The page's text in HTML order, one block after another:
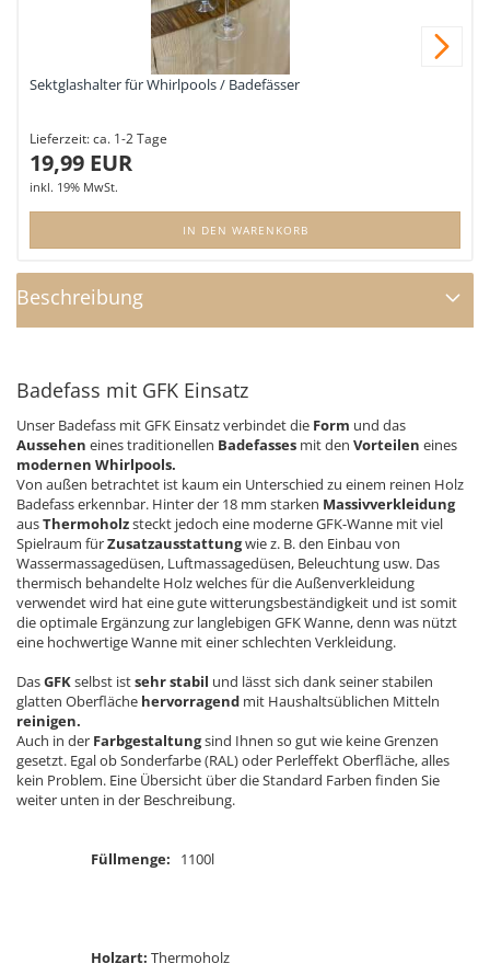
Sektglashalter für Whirlpools / Badefässer
Lieferzeit:ca. 1-2 Tage
19,99 EUR
inkl. 19% MwSt.
IN DEN WARENKORB
Beschreibung
Badefass mit GFK Einsatz
Unser Badefass mit GFK Einsatz verbindet die Form und das
Aussehen eines traditionellen Badefasses mit den Vorteilen eines
modernen Whirlpools.
Von außen betrachtet ist kaum ein Unterschied zu einem reinen Holz
Badefass erkennbar. Hinter der 18 mm starken Massivverkleidung
ausThermoholzsteckt jedoch eine moderne GFK-Wanne mit viel
Spielraum fürZusatzausstattungwie z. B. den Einbau von
Wassermassagedüsen, Luftmassagedüsen, Beleuchtung usw. Das
thermisch behandelte Holz welches für die Außenverkleidung
verwendet wird hat eine gute witterungsbeständigkeit und ist somit
die optimale Ergänzung zur langlebigen GFK Wanne, denn was nützt
eine hochwertige Wanne mit einer schlechten Verkleidung.
DasGFKselbst istsehr stabil und lässt sich dank seiner stabilen
glatten Oberfläche hervorragend mit Haushaltsüblichen Mitteln
reinigen.
Auch in der Farbgestaltungsind Ihnen so gut wie keine Grenzen
gesetzt. Egal ob Sonderfarbe (RAL) oder Perleffekt Oberfläche, alles
kein Problem. Eine Übersicht über die Standard Farben finden Sie
weiter unten in der Beschreibung.
Füllmenge: 1100l
Holzart: Thermoholz